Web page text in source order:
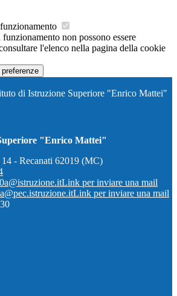
non possono essere
l'elenco nella pagina della cookie
di Istruzione Superiore "Enrico Mattei"
"Enrico Mattei"
- Recanati 62019 (MC)
Link per inviare una mail
Link per inviare una mail